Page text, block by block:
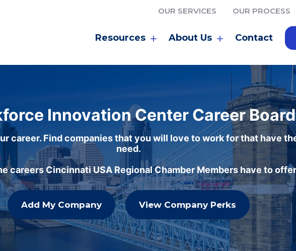
OUR SERVICES OUR PROCESS
Resources About Us Contact
Innovation Center Career Board
career. Find companies that you will love to work for that have
need.
careers Cincinnati USA Regional Chamber Members have to
Add My Company View Company Perks